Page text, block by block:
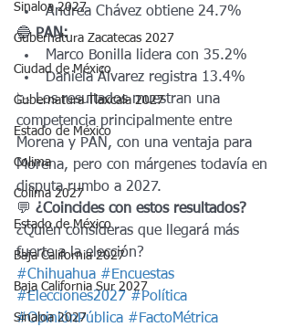
Sinaloa 2027
Gubernatura Zacatecas 2027
Ciudad de México
Gubernatura Tlaxcala 2027
Estado de México
Colima
Colima 2027
Estado de México
Baja California 2027
Baja California Sur 2027
Sinaloa 2027
Andrea Chávez obtiene 24.7%
🔵 PAN:
Marco Bonilla lidera con 35.2%
Daniela Álvarez registra 13.4%
📉 Los resultados muestran una
competencia principalmente entre
Morena y PAN, con una ventaja para
Morena, pero con márgenes todavía en
disputa rumbo a 2027.
💬 ¿Coincides con estos resultados?
¿Quién consideras que llegará más
fuerte a la elección?
#Chihuahua #Encuestas
#Elecciones2027 #Política
#OpiniónPública #FactoMétrica